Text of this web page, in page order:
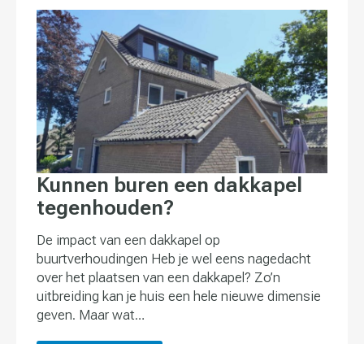
Kunnen buren een dakkapel
tegenhouden?
De impact van een dakkapel op
buurtverhoudingen Heb je wel eens nagedacht
over het plaatsen van een dakkapel? Zo’n
uitbreiding kan je huis een hele nieuwe dimensie
geven. Maar wat…